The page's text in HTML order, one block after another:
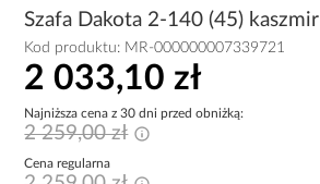
Szafa Dakota 2-140 (45) kaszmir
Kod produktu: MR-000000007339721
2 033,10 zł
Najniższa cena z 30 dni przed obniżką:
2 259,00 zł
Cena regularna